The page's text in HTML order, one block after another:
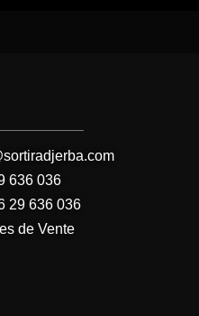
636 036
29 636 036
de Vente